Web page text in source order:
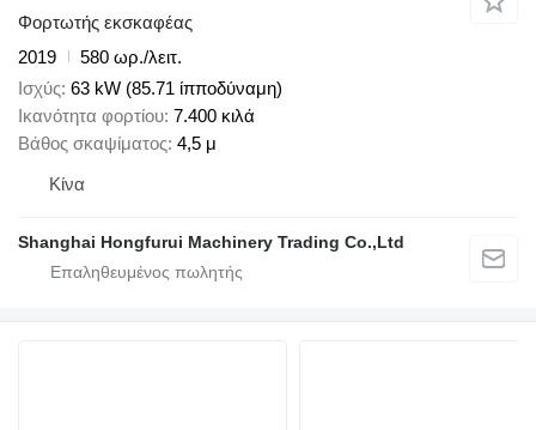
Φορτωτής εκσκαφέας
2019
580 ωρ./λειτ.
Ισχύς 63 kW (85.71 ίπποδύναμη)
Ικανότητα φορτίου 7.400 κιλά
Βάθος σκαψίματος 4,5 μ
Κίνα
Shanghai Hongfurui Machinery Trading Co.,Ltd